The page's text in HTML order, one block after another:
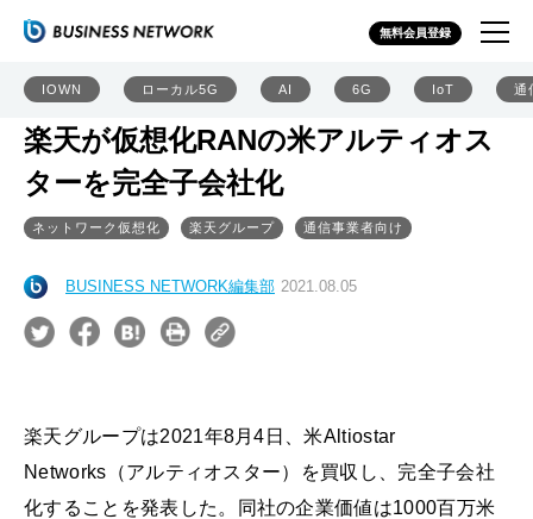
無料会員登録
IOWN ローカル5G AI 6G IoT 通
楽天が仮想化RANの米アルティオス
ターを完全子会社化
ネットワーク仮想化 楽天グループ 通信事業者向け
BUSINESS NETWORK編集部 2021.08.05
楽天グループは2021年8月4日、米Altiostar
Networks（アルティオスター）を買収し、完全子会社
化することを発表した。同社の企業価値は1000百万米